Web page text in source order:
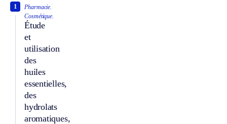
Pharmacie.
Cosmétique.
Étude
et
utilisation
des
huiles
essentielles,
des
hydrolats
aromatiques,
1